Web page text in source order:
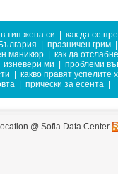
тип жена си
как да се
празничен грим
маникюр
как да
изневери ми
проблеми
какво правят успелите
прически за есента
@ Sofia Data Center